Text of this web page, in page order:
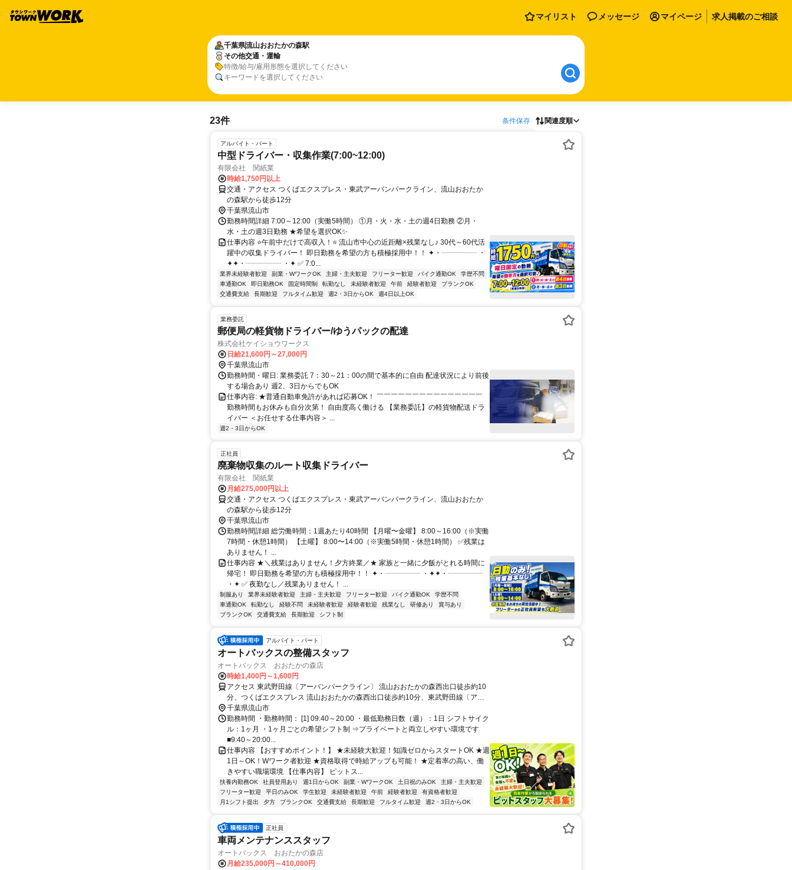
マイリスト メッセージ マイページ 求人掲載のご相談
千葉県流山おおたかの森駅
その他交通・運輸
特徴/給与/雇用形態を選択してください
キーワードを選択してください
23件 条件保存 関連度順
アルバイト・パート
中型ドライバー・収集作業(7:00~12:00)
有限会社 関紙業
時給1,750円以上
交通・アクセス つくばエクスプレス・東武アーバンパークライン、流山おおたか
の森駅から徒歩12分
千葉県流山市
勤務時間詳細 7:00～12:00（実働5時間） ①月・火・水・土の週4日勤務 ②月・
水・土の週3日勤務 ★希望を選択OK✨
仕事内容 ⭐午前中だけで高収入！⭐ 流山市中心の近距離×残業なし♪ 30代～60代活
躍中の収集ドライバー！ 即日勤務を希望の方も積極採用中！！ ✦・┈┈┈┈┈ ・
✦✦・┈┈┈┈┈ ・✦ ✅ 7:0...
業界未経験者歓迎 副業・WワークOK 主婦・主夫歓迎 フリーター歓迎 バイク通勤OK
学歴不問
車通勤OK
即日勤務OK 固定時間制 転勤なし 未経験者歓迎 午前 経験者歓迎
ブランクOK
交通費支給
長期歓迎 フルタイム歓迎 週2・3日からOK 週4日以上OK
業務委託
郵便局の軽貨物ドライバー/ゆうパックの配達
株式会社ケイショウワークス
日給21,600円～27,000円
千葉県流山市
勤務時間・曜日: 業務委託 7：30～21：00の間で基本的に自由 配達状況により前後
する場合あり 週2、3日からでもOK
仕事内容: ★普通自動車免許があれば応募OK！ ￣￣￣￣￣￣￣￣￣￣￣￣￣￣￣
勤務時間もお休みも自分次第！ 自由度高く働ける 【業務委託】の軽貨物配送ドラ
イバー ＜お任せする仕事内容＞ ...
週2・3日からOK
正社員
廃棄物収集のルート収集ドライバー
有限会社 関紙業
月給275,000円以上
交通・アクセス つくばエクスプレス・東武アーバンパークライン、流山おおたか
の森駅から徒歩12分
千葉県流山市
勤務時間詳細 総労働時間：1週あたり40時間 【月曜〜金曜】 8:00～16:00（※実働
7時間・休憩1時間） 【土曜】 8:00〜14:00（※実働5時間・休憩1時間） ✅残業は
ありません！ ...
仕事内容 ★＼残業はありません！夕方終業／★ 家族と一緒に夕飯がとれる時間に
帰宅！ 即日勤務を希望の方も積極採用中！！ ✦・┈┈┈┈┈ ・✦✦・┈┈┈┈┈
・✦ ✅ 夜勤なし／残業ありません！ ...
制服あり 業界未経験者歓迎 主婦・主夫歓迎 フリーター歓迎 バイク通勤OK
学歴不問
車通勤OK
転勤なし 経験不問 未経験者歓迎 経験者歓迎 残業なし 研修あり
賞与あり
ブランクOK
交通費支給 長期歓迎 シフト制
アルバイト・パート
オートバックスの整備スタッフ
オートバックス おおたかの森店
時給1,400円～1,600円
アクセス 東武野田線〔アーバンパークライン〕 流山おおたかの森西出口徒歩約10
分、つくばエクスプレス 流山おおたかの森西出口徒歩約10分、東武野田線〔アー
バンパークライン〕 初石徒歩約18分
千葉県流山市
勤務時間 ・勤務時間： [1] 09:40～20:00 ・最低勤務日数（週）：1日 シフトサイク
ル：1ヶ月 ・1ヶ月ごとの希望シフト制 ⇒プライベートと両立しやすい環境です
■9:40～20:00...
仕事内容 【おすすめポイント！】 ★未経験大歓迎！知識ゼロからスタートOK ★週
1日～OK！Wワーク者歓迎 ★資格取得で時給アップも可能！ ★定着率の高い、働
きやすい職場環境 【仕事内容】 ピットス...
扶養内勤務OK 社員登用あり 週1日からOK 副業・WワークOK 土日祝のみOK
主婦・主夫歓迎
フリーター歓迎
平日のみOK 学生歓迎 未経験者歓迎 午前 経験者歓迎
有資格者歓迎
月1シフト提出
夕方 ブランクOK 交通費支給 長期歓迎 フルタイム歓迎 週2・3日からOK
正社員
車両メンテナンススタッフ
オートバックス おおたかの森店
月給235,000円～410,000円